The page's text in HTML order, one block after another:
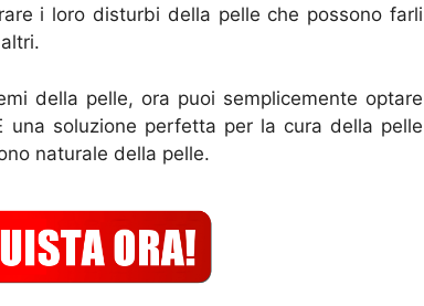
i loro disturbi della pelle che possono farli
della pelle, ora puoi semplicemente optare
soluzione perfetta per la cura della pelle
naturale della pelle.